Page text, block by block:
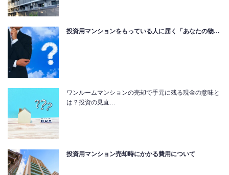
投資用マンションをもっている人に届く「あなたの物…
ワンルームマンションの売却で手元に残る現金の意味と
は？投資の見直…
投資用マンション売却時にかかる費用について